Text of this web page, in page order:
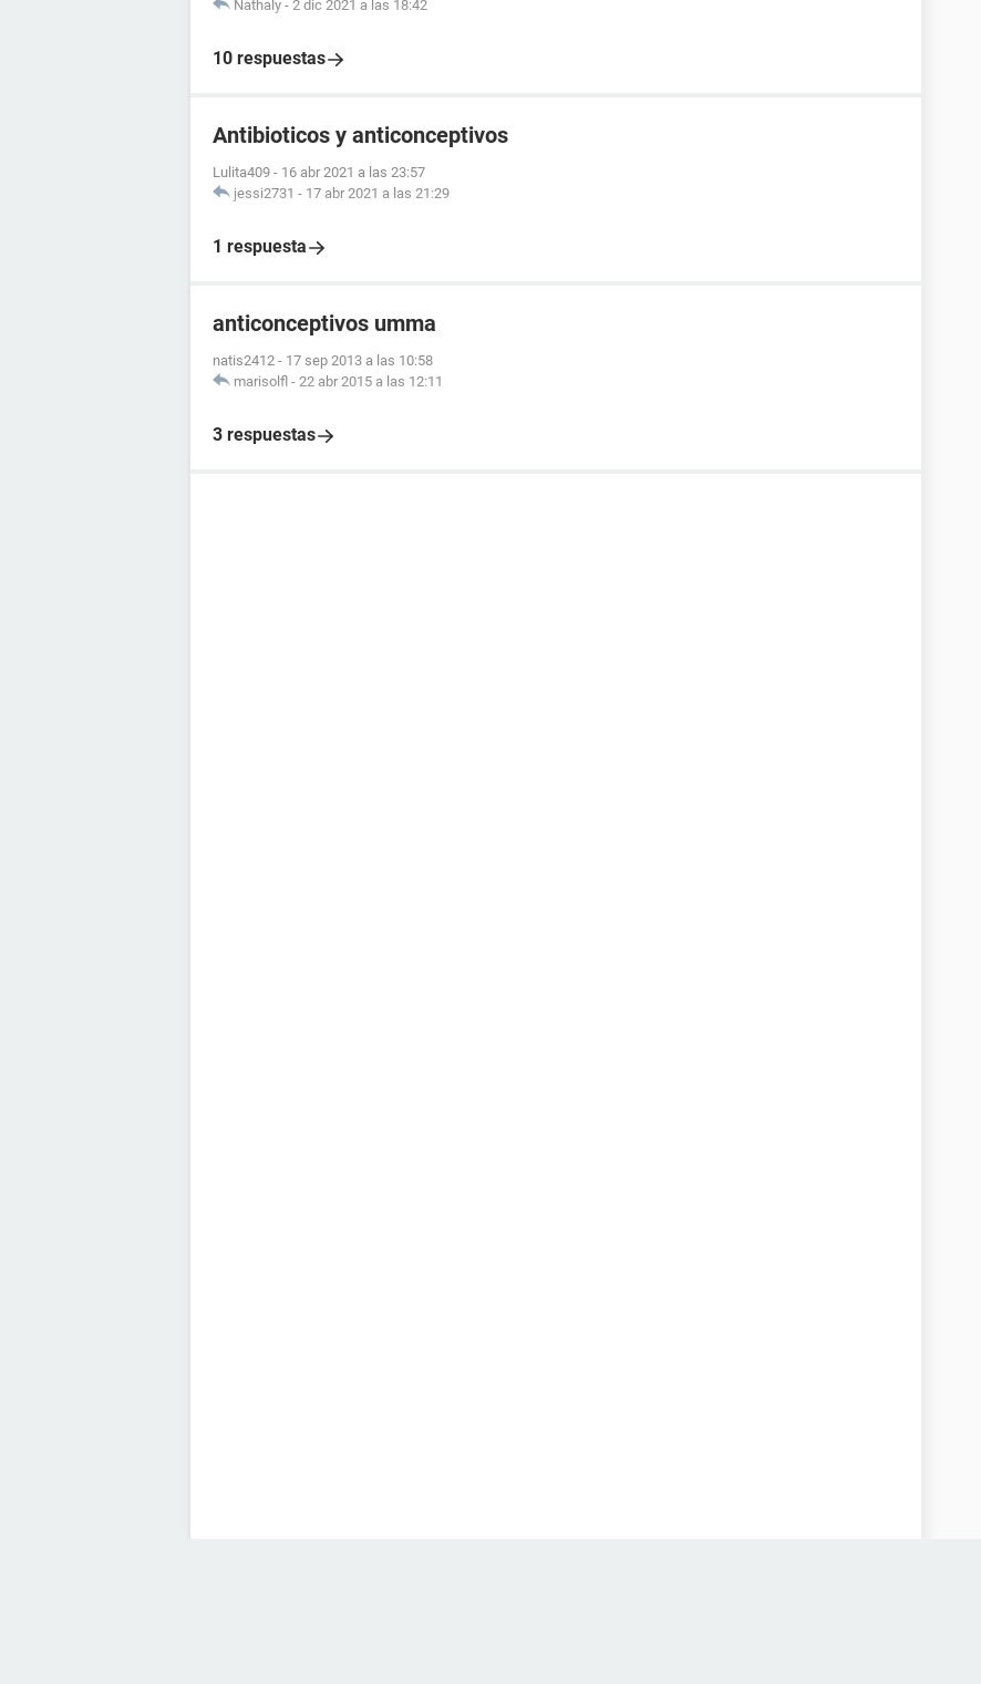
Nathaly - 2 dic 2021 a las 18:42
10 respuestas
Antibioticos y anticonceptivos
Lulita409 - 16 abr 2021 a las 23:57
jessi2731 - 17 abr 2021 a las 21:29
1 respuesta
anticonceptivos umma
natis2412 - 17 sep 2013 a las 10:58
marisolfl - 22 abr 2015 a las 12:11
3 respuestas